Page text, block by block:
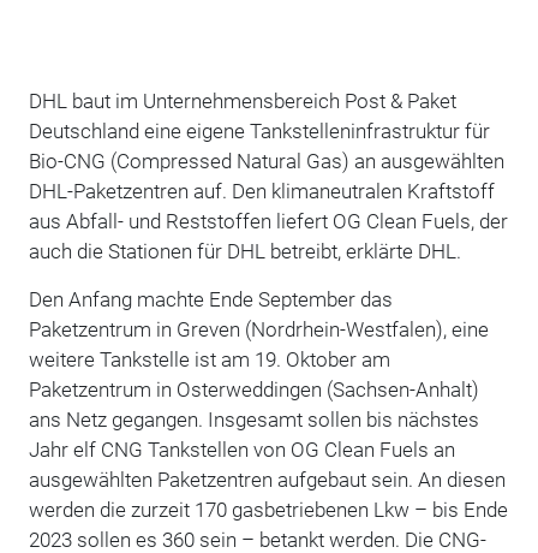
DHL baut im Unternehmensbereich Post & Paket
Deutschland eine eigene Tankstelleninfrastruktur für
Bio-CNG (Compressed Natural Gas) an ausgewählten
DHL-Paketzentren auf. Den klimaneutralen Kraftstoff
aus Abfall- und Reststoffen liefert OG Clean Fuels, der
auch die Stationen für DHL betreibt, erklärte DHL.
Den Anfang machte Ende September das
Paketzentrum in Greven (Nordrhein-Westfalen), eine
weitere Tankstelle ist am 19. Oktober am
Paketzentrum in Osterweddingen (Sachsen-Anhalt)
ans Netz gegangen. Insgesamt sollen bis nächstes
Jahr elf CNG Tankstellen von OG Clean Fuels an
ausgewählten Paketzentren aufgebaut sein. An diesen
werden die zurzeit 170 gasbetriebenen Lkw – bis Ende
2023 sollen es 360 sein – betankt werden. Die CNG-